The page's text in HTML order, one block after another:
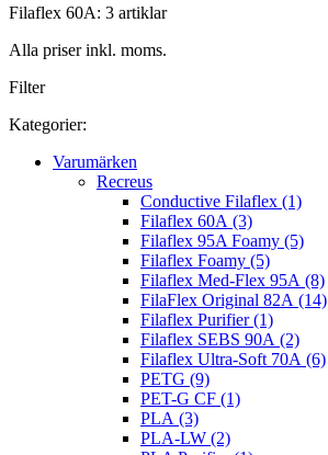
Filaflex 60A: 3 artiklar
Alla priser inkl. moms.
Filter
Kategorier:
Varumärken
Recreus
Conductive Filaflex (1)
Filaflex 60A (3)
Filaflex 95A Foamy (5)
Filaflex Foamy (5)
Filaflex Med-Flex 95A (8)
FilaFlex Original 82A (14)
Filaflex Purifier (1)
Filaflex SEBS 90A (2)
Filaflex Ultra-Soft 70A (6)
PETG (9)
PET-G CF (1)
PLA (3)
PLA-LW (2)